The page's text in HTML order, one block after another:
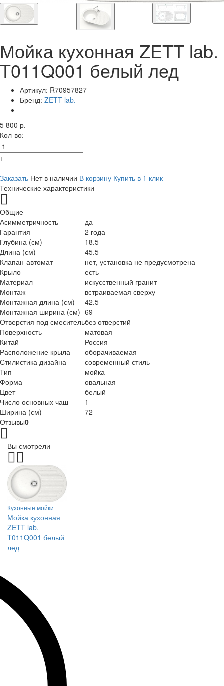
Мойка кухонная ZETT lab.
T011Q001 белый лед
Артикул: R70957827
Бренд: ZETT lab.
5 800 р.
Кол-во:
+
-
Заказать Нет в наличии В корзину Купить в 1 клик
Технические характеристики
Общие
Асимметричность
да
Гарантия
2 года
Глубина (см)
18.5
Длина (см)
45.5
Клапан-автомат
нет, установка не предусмотрена
Крыло
есть
Материал
искусственный гранит
Монтаж
встраиваемая сверху
Монтажная длина (см)
42.5
Монтажная ширина (см) 69
Отверстия под смесительбез отверстий
Поверхность
матовая
Китай
Россия
Расположение крыла
оборачиваемая
Стилистика дизайна
современный стиль
Тип
мойка
Форма
овальная
Цвет
белый
Число основных чаш
1
Ширина (см)
72
Отзывы0
Вы смотрели
Кухонные мойки
Мойка кухонная
ZETT lab.
T011Q001 белый
лед